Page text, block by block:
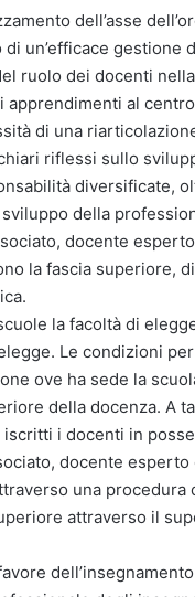
dell’asse
un’efficace gestione
ruolo dei docenti
apprendimenti al centro
di una
riflessi sullo
diversificate,
della
docente
la fascia superiore,
la facoltà di
Le condizioni
ove ha sede la
della docenza. A
i docenti in
docente esperto
una
attraverso il